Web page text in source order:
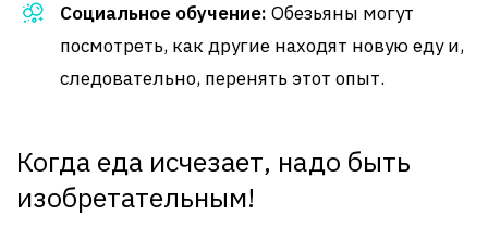
Социальное обучение: Обезьяны могут
посмотреть, как другие находят новую еду и,
следовательно, перенять этот опыт.
Когда еда исчезает, надо быть
изобретательным!